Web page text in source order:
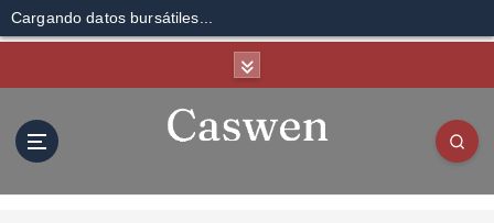
Cargando datos bursátiles...